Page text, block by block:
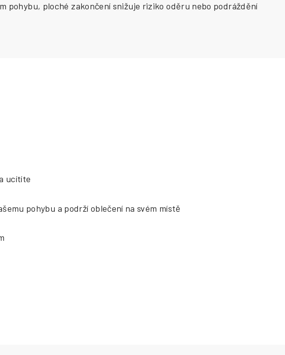
ploché zakončení snižuje riziko oděru nebo podráždění
ucítíte
pohybu a podrží oblečení na svém místě